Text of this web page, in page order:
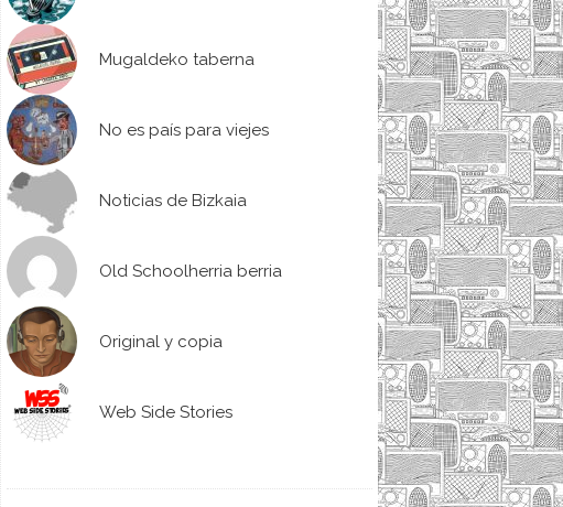
Mugaldeko taberna
No es país para viejes
Noticias de Bizkaia
Old Schoolherria berria
Original y copia
Web Side Stories